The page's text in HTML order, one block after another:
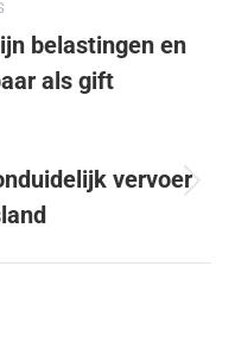
belastingen en
als gift
vervoer